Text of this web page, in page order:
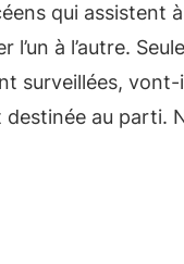
qui assistent
l’un à l’autre.
surveillées,
au parti.